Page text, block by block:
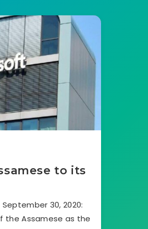
to its
30, 2020:
the Assamese as the